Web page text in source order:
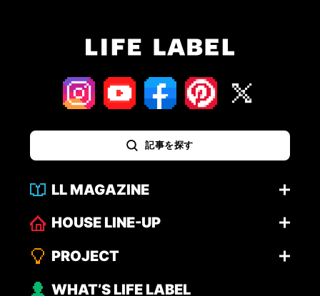
記事を探す
LL MAGAZINE
HOUSE LINE-UP
PROJECT
WHAT’S LIFE LABEL